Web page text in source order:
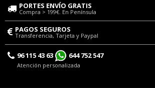
PORTES ENVÍO GRATIS
Compra > 199€. En Península
PAGOS SEGUROS
Transferencia, Tarjeta y Paypal
96 115 43 63 644 752 547
Atención personalizada